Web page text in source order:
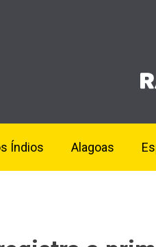
Índios Alagoas